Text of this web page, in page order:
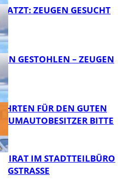
ZEUGEN GESUCHT
GESTOHLEN – ZEUGEN
FÜR DEN GUTEN
BITTE
IM STADTTEILBÜRO